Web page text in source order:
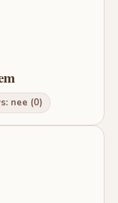
nee (0)